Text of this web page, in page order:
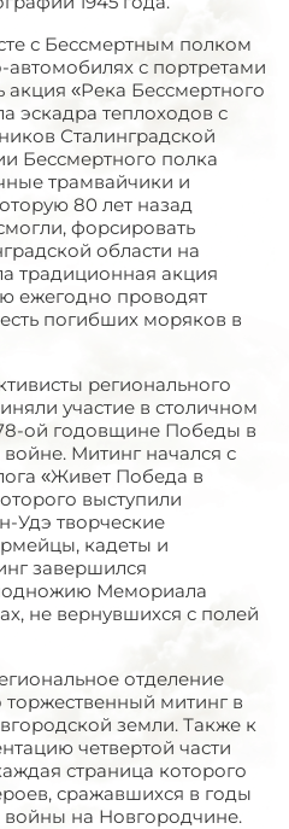
с Бессмертным полком
с портретами
акция «Река Бессмертного
эскадра теплоходов с
Сталинградской
Бессмертного полка
трамвайчики и
80 лет назад
форсировать
области на
традиционная акция
ежегодно проводят
погибших моряков в
регионального
участие в столичном
ой годовщине Победы в
Митинг начался с
«Живет Победа в
выступили
Удэ творческие
кадеты и
завершился
Мемориала
не вернувшихся с полей
отделение
митинг в
земли. Также к
четвертой части
страница которого
сражавшихся в годы
на Новгородчине.